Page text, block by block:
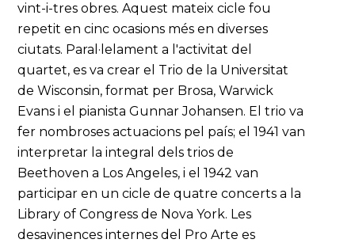
vint-i-tres obres. Aquest mateix cicle fou
repetit en cinc ocasions més en diverses
ciutats. Paral·lelament a l'activitat del
quartet, es va crear el Trio de la Universitat
de Wisconsin, format per Brosa, Warwick
Evans i el pianista Gunnar Johansen. El trio va
fer nombroses actuacions pel país; el 1941 van
interpretar la integral dels trios de
Beethoven a Los Angeles, i el 1942 van
participar en un cicle de quatre concerts a la
Library of Congress de Nova York. Les
desavinences internes del Pro Arte es